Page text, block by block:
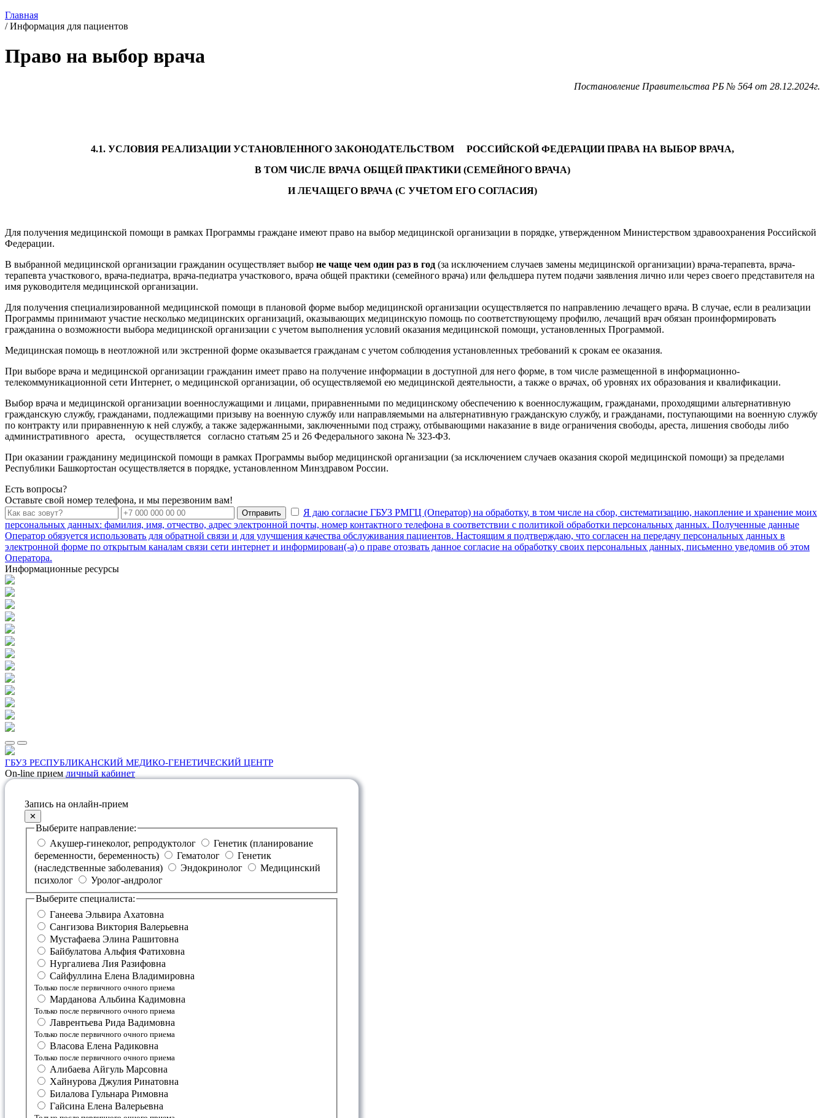
Главная
/Информация для пациентов
Право на выбор врача
Постановление Правительства РБ № 564 от 28.12.2024г.
4.1. УСЛОВИЯ РЕАЛИЗАЦИИ УСТАНОВЛЕННОГО ЗАКОНОДАТЕЛЬСТВОМ РОССИЙСКОЙ ФЕДЕРАЦИИ ПРАВА НА ВЫБОР ВРАЧА,
В ТОМ ЧИСЛЕ ВРАЧА ОБЩЕЙ ПРАКТИКИ (СЕМЕЙНОГО ВРАЧА)
И ЛЕЧАЩЕГО ВРАЧА (С УЧЕТОМ ЕГО СОГЛАСИЯ)
Для получения медицинской помощи в рамках Программы граждане имеют право на выбор медицинской организации в порядке, утвержденном Министерством здравоохранения Российской
Федерации.
В выбранной медицинской организации гражданин осуществляет выбор не чаще чем один раз в год (за исключением случаев замены медицинской организации) врача-терапевта, врача-
терапевта участкового, врача-педиатра, врача-педиатра участкового, врача общей практики (семейного врача) или фельдшера путем подачи заявления лично или через своего представителя на
имя руководителя медицинской организации.
Для получения специализированной медицинской помощи в плановой форме выбор медицинской организации осуществляется по направлению лечащего врача. В случае, если в реализации
Программы принимают участие несколько медицинских организаций, оказывающих медицинскую помощь по соответствующему профилю, лечащий врач обязан проинформировать
гражданина о возможности выбора медицинской организации с учетом выполнения условий оказания медицинской помощи, установленных Программой.
Медицинская помощь в неотложной или экстренной форме оказывается гражданам с учетом соблюдения установленных требований к срокам ее оказания.
При выборе врача и медицинской организации гражданин имеет право на получение информации в доступной для него форме, в том числе размещенной в информационно-
телекоммуникационной сети Интернет, о медицинской организации, об осуществляемой ею медицинской деятельности, а также о врачах, об уровнях их образования и квалификации.
Выбор врача и медицинской организации военнослужащими и лицами, приравненными по медицинскому обеспечению к военнослужащим, гражданами, проходящими альтернативную
гражданскую службу, гражданами, подлежащими призыву на военную службу или направляемыми на альтернативную гражданскую службу, и гражданами, поступающими на военную службу
по контракту или приравненную к ней службу, а также задержанными, заключенными под стражу, отбывающими наказание в виде ограничения свободы, ареста, лишения свободы либо
административного ареста, осуществляется согласно статьям 25 и 26 Федерального закона № 323-ФЗ.
При оказании гражданину медицинской помощи в рамках Программы выбор медицинской организации (за исключением случаев оказания скорой медицинской помощи) за пределами
Республики Башкортостан осуществляется в порядке, установленном Минздравом России.
Есть вопросы?
Оставьте свой номер телефона, и мы перезвоним вам!
Отправить
Я даю согласие ГБУЗ РМГЦ (Оператор) на обработку, в том числе на сбор, систематизацию, накопление и хранение моих
персональных данных: фамилия, имя, отчество, адрес электронной почты, номер контактного телефона в соответствии с политикой обработки персональных данных. Полученные данные
Оператор обязуется использовать для обратной связи и для улучшения качества обслуживания пациентов. Настоящим я подтверждаю, что согласен на передачу персональных данных в
электронной форме по открытым каналам связи сети интернет и информирован(-а) о праве отозвать данное согласие на обработку своих персональных данных, письменно уведомив об этом
Оператора.
Информационные ресурсы
ГБУЗ РЕСПУБЛИКАНСКИЙ МЕДИКО-ГЕНЕТИЧЕСКИЙ ЦЕНТР
On-line прием личный кабинет
Запись на онлайн-прием
✕
Выберите направление:
Акушер-гинеколог, репродуктолог
беременности, беременность)
Гематолог
(наследственные заболевания)
Эндокринолог
психолог
Уролог-андролог
Выберите специалиста:
Ганеева Эльвира Ахатовна
Сангизова Виктория Валерьевна
Мустафаева Элина Рашитовна
Байбулатова Альфия Фатиховна
Нургалиева Лия Разифовна
Сайфуллина Елена Владимировна
Только после первичного очного приема
Марданова Альбина Кадимовна
Только после первичного очного приема
Лаврентьева Рида Вадимовна
Только после первичного очного приема
Власова Елена Радиковна
Только после первичного очного приема
Алибаева Айгуль Марсовна
Хайнурова Джулия Ринатовна
Билалова Гульнара Римовна
Гайсина Елена Валерьевна